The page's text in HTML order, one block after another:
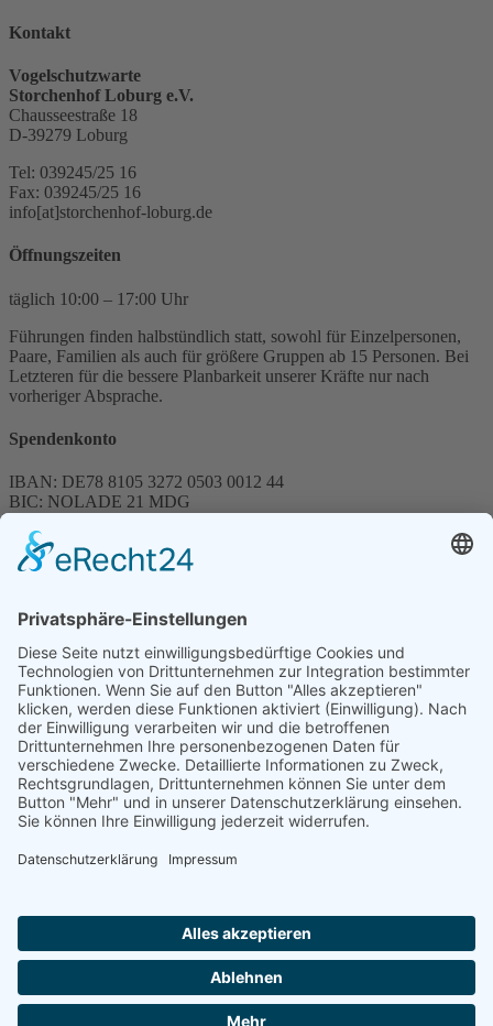
Kontakt
Vogelschutzwarte
Storchenhof Loburg e.V.
Chausseestraße 18
D-39279 Loburg
Tel: 039245/25 16
Fax: 039245/25 16
info[at]storchenhof-loburg.de
Öffnungszeiten
täglich 10:00 – 17:00 Uhr
Führungen finden halbstündlich statt, sowohl für Einzelpersonen,
Paare, Familien als auch für größere Gruppen ab 15 Personen. Bei
Letzteren für die bessere Planbarkeit unserer Kräfte nur nach
vorheriger Absprache.
Spendenkonto
IBAN: DE78 8105 3272 0503 0012 44
BIC: NOLADE 21 MDG
Spenden können steuerlich abgesetzt werden
Förderung
© 1987 – 2025
Storchenhof Loburg e.V.
Alle Rechte vorbehalten.
Cookie-Einstellungen
Navigation überspringen
Impressum
Haftungsausschluss
Facebook
YouTube